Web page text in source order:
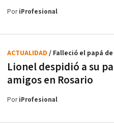
PoriProfesional
Lionel despidió a su
amigos en Rosario
ACTUALIDAD / Falleció el papá de
PoriProfesional